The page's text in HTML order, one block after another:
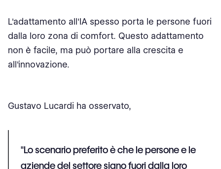
L'adattamento all'IA spesso porta le persone fuori
dalla loro zona di comfort. Questo adattamento
non è facile, ma può portare alla crescita e
all'innovazione.
Gustavo Lucardi ha osservato,
"Lo scenario preferito è che le persone e le
aziende del settore siano fuori dalla loro